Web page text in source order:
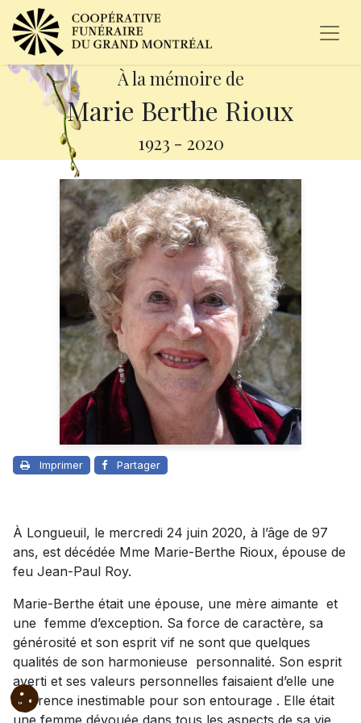
À la mémoire de
Marie Berthe Rioux
1923 - 2020
Imprimer Partager
À Longueuil, le mercredi 24 juin 2020, à l’âge de 97
ans, est décédée Mme Marie-Berthe Rioux, épouse de
feu Jean-Paul Roy.
Marie-Berthe était une épouse, une mère aimante et
une femme d’exception. Sa force de caractère, sa
générosité et son esprit vif ne sont que quelques
qualités de son harmonieuse personnalité. Son esprit
averti et ses valeurs personnelles faisaient d’elle une
référence inestimable pour son entourage . Elle était
une femme dévouée dans tous les aspects de sa vie.